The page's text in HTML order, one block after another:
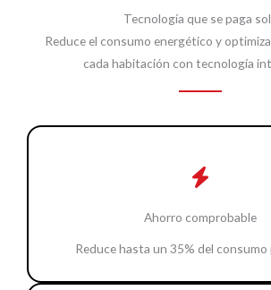
Tecnología que se paga
Reduce el consumo energético y
cada habitación con tecnología
Ahorro comprobable
Reduce hasta un 35% del consumo